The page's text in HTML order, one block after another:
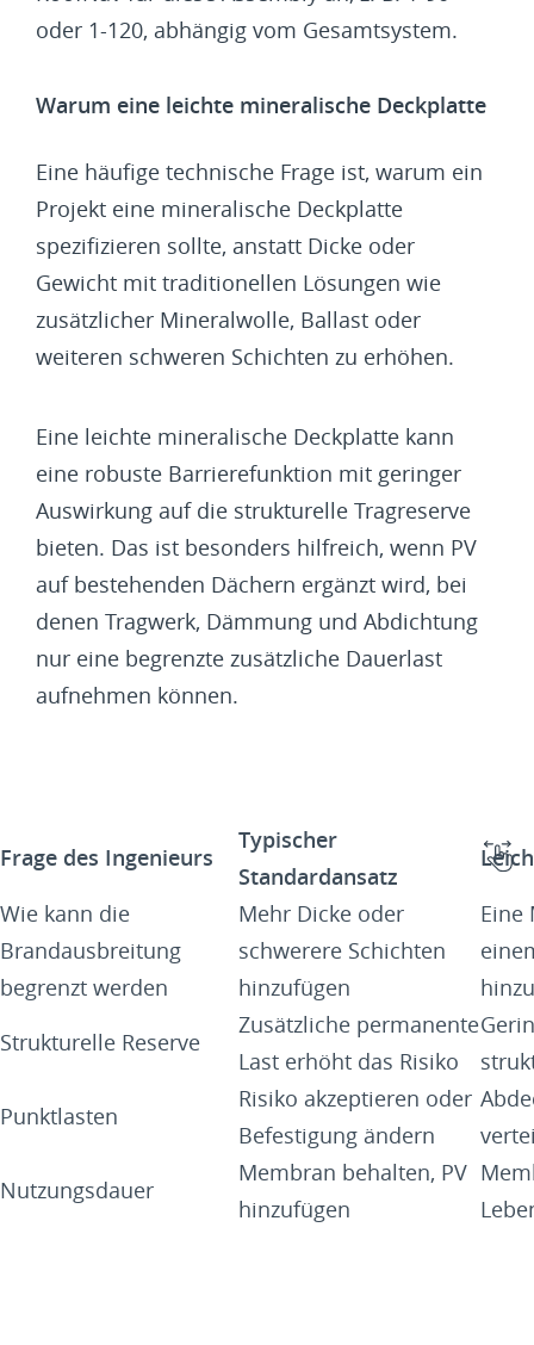
oder 1-120, abhängig vom Gesamtsystem.
Warum eine leichte mineralische Deckplatte
Eine häufige technische Frage ist, warum ein
Projekt eine mineralische Deckplatte
spezifizieren sollte, anstatt Dicke oder
Gewicht mit traditionellen Lösungen wie
zusätzlicher Mineralwolle, Ballast oder
weiteren schweren Schichten zu erhöhen.
Eine leichte mineralische Deckplatte kann
eine robuste Barrierefunktion mit geringer
Auswirkung auf die strukturelle Tragreserve
bieten. Das ist besonders hilfreich, wenn PV
auf bestehenden Dächern ergänzt wird, bei
denen Tragwerk, Dämmung und Abdichtung
nur eine begrenzte zusätzliche Dauerlast
aufnehmen können.
Frage des Ingenieurs
Typischer
Standardansatz
Wie kann die
Brandausbreitung
begrenzt werden
Mehr Dicke oder
schwerere Schichten
hinzufügen
Eine
Strukturelle Reserve
Zusätzliche permanente
Last erhöht das Risiko
Punktlasten
Risiko akzeptieren oder
Befestigung ändern
Nutzungsdauer
Membran behalten, PV
hinzufügen